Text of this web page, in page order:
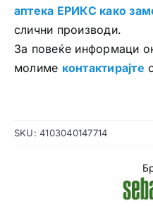
аптека ЕРИКС како
слични производи.
За повеќе информаци
молиме контактирајте
SKU:4103040147714